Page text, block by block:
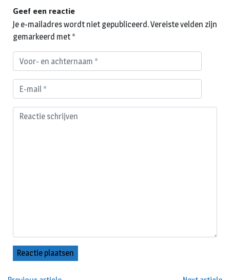
Geef een reactie
Je e-mailadres wordt niet gepubliceerd.Vereiste velden zijn
gemarkeerd met *